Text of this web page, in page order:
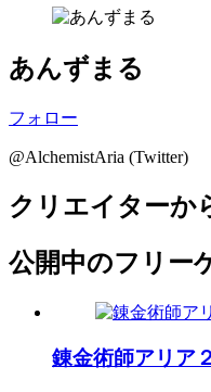
あんずまる
フォロー
@AlchemistAria (Twitter)
クリエイターか
公開中のフリー
錬金術師アリア２